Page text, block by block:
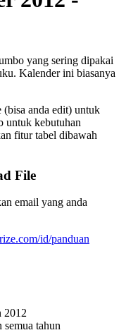
yang sering dipakai
Kalender ini biasanya
(bisa anda edit) untuk
untuk kebutuhan
fitur tabel dibawah
File
email yang anda
id/panduan
2012
semua tahun